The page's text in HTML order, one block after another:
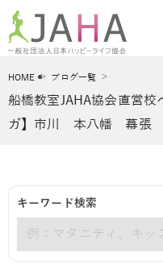
HOME ブログ一覧
船橋教室JAHA協会直営校
ガ】市川 本八幡 幕張
キーワード検索